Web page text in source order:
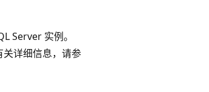
Server 实例。
关详细信息，请参